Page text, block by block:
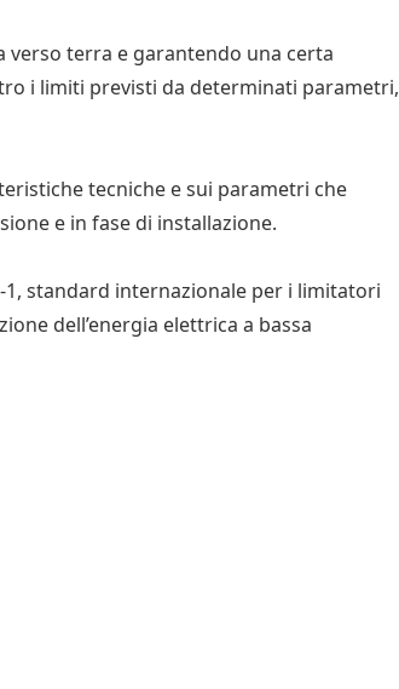
verso terra e garantendo una certa
i limiti previsti da determinati parametri,
tecniche e sui parametri che
e in fase di installazione.
standard internazionale per i limitatori
dell’energia elettrica a bassa